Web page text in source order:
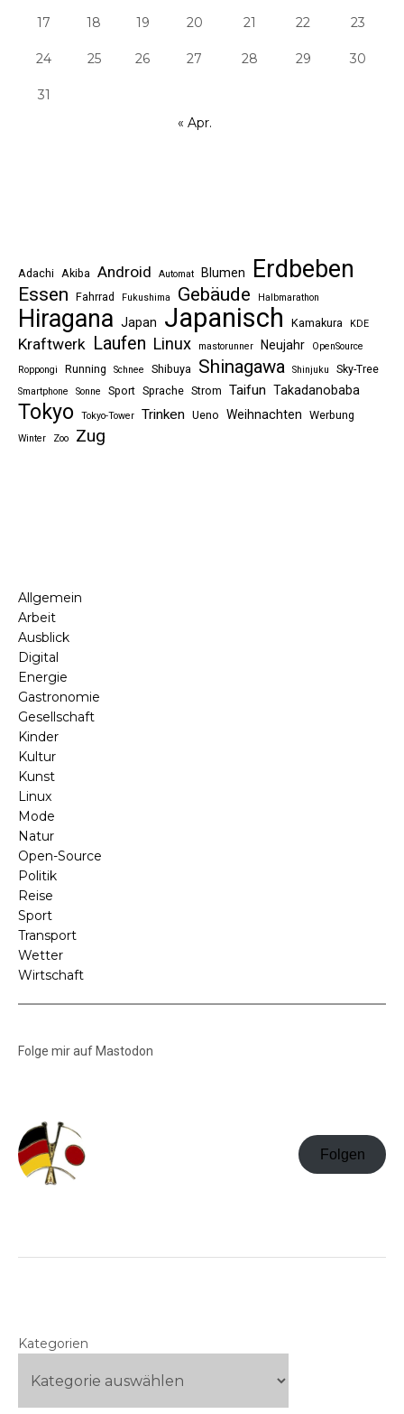
17 18 19 20 21 22 23
24 25 26 27 28 29 30
31
« Apr.
Adachi Akiba Android Automat Blumen Erdbeben
Essen Fahrrad Fukushima Gebäude Halbmarathon
Hiragana Japan Japanisch Kamakura KDE
Kraftwerk Laufen Linux mastorunner Neujahr
OpenSource
Roppongi
Running Schnee Shibuya Shinagawa Shinjuku Sky-Tree
Smartphone Sonne Sport Sprache Strom Taifun Takadanobaba
Tokyo Tokyo-Tower Trinken Ueno Weihnachten Werbung
Winter Zoo Zug
Allgemein
Arbeit
Ausblick
Digital
Energie
Gastronomie
Gesellschaft
Kinder
Kultur
Kunst
Linux
Mode
Natur
Open-Source
Politik
Reise
Sport
Transport
Wetter
Wirtschaft
Folge mir auf Mastodon
Folgen
Kategorien